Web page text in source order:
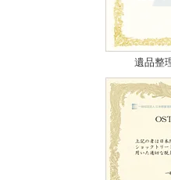
遺品整